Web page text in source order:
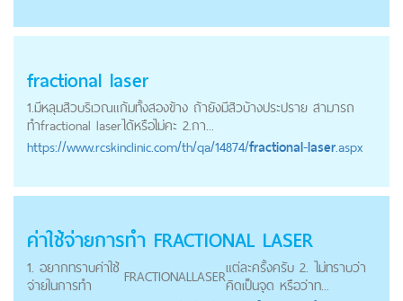
fractional laser
1.มีหลุมสิวบริเวณแก้มทั้งสองข้าง ถ้ายังมีสิวบ้างประปราย สามารถ
ทำfractional laserได้หรือไม่คะ 2.กา...
https://www.rcskinclinic.com/th/qa/14874/fractional-laser.aspx
ค่าใช้จ่ายการทำ FRACTIONAL LASER
1. อยากทราบค่าใช้
จ่ายในการทำ
FRACTIONALLASERแต่ละครั้งครับ 2. ไม่ทราบว่า
คิดเป็นจุด หรือว่าท...